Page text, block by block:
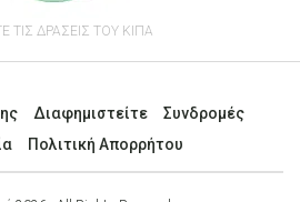
ΤΙΣ ΔΡΑΣΕΙΣ ΤΟΥ ΚΙΠΑ
Διαφημιστείτε
Συνδρομές
Πολιτική Απορρήτου